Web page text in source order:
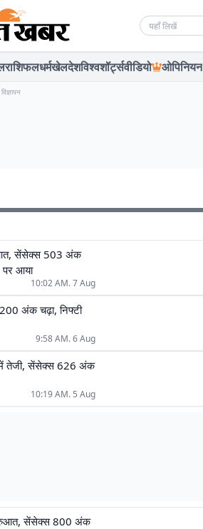
Search news
राशिफलधर्मखेलदेशविश्वशॉर्ट्सवीडियो ओपिनियन
विज्ञापन
सेंसेक्स 503 अंक
आया
10:02 AM. 7 Aug
अंक चढ़ा, निफ्टी
9:58 AM. 6 Aug
में तेजी, सेंसेक्स 626 अंक
10:19 AM. 5 Aug
सेंसेक्स 800 अंक